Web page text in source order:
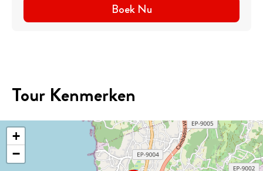
Boek Nu
Tour Kenmerken
+
−